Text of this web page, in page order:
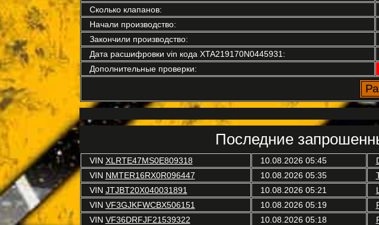
Сколько клапанов:
Начали производство:
Закончили производство:
Дата расшифровки vin кода XTA219170N0445931:
Дополнительные проверки:
Последние
VIN XLRTE47MS0E809318 10.08.2026 05:45
VIN NMTER16RX0R096447 10.08.2026 05:35
VIN JTJBT20X040031891 10.08.2026 05:21
VIN VF3GJKFWCBX506151 10.08.2026 05:19
VIN VF36DRFJF21539322 10.08.2026 05:18